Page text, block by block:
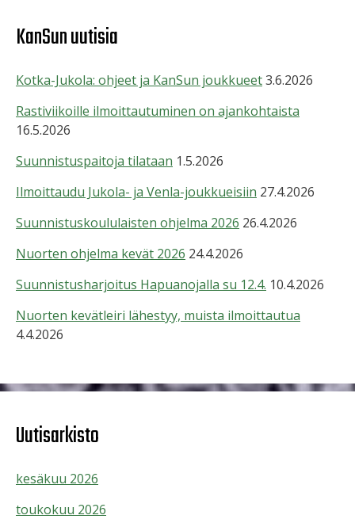
KanSun uutisia
Kotka-Jukola: ohjeet ja KanSun joukkueet3.6.2026
Rastiviikoille ilmoittautuminen on ajankohtaista
16.5.2026
Suunnistuspaitoja tilataan 1.5.2026
Ilmoittaudu Jukola- ja Venla-joukkueisiin 27.4.2026
Suunnistuskoululaisten ohjelma 2026 26.4.2026
Nuorten ohjelma kevät 2026 24.4.2026
Suunnistusharjoitus Hapuanojalla su 12.4. 10.4.2026
Nuorten kevätleiri lähestyy, muista ilmoittautua
4.4.2026
Uutisarkisto
kesäkuu 2026
toukokuu 2026